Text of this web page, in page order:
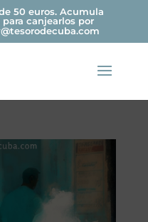
50 euros. Acumula
canjearlos por